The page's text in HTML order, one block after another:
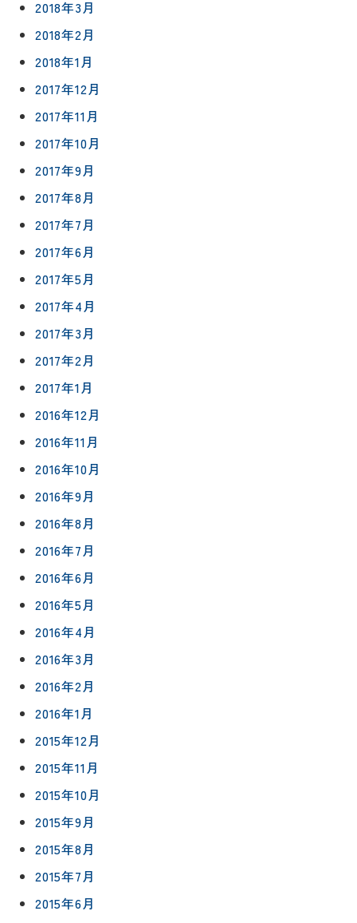
2018年3月
2018年2月
2018年1月
2017年12月
2017年11月
2017年10月
2017年9月
2017年8月
2017年7月
2017年6月
2017年5月
2017年4月
2017年3月
2017年2月
2017年1月
2016年12月
2016年11月
2016年10月
2016年9月
2016年8月
2016年7月
2016年6月
2016年5月
2016年4月
2016年3月
2016年2月
2016年1月
2015年12月
2015年11月
2015年10月
2015年9月
2015年8月
2015年7月
2015年6月